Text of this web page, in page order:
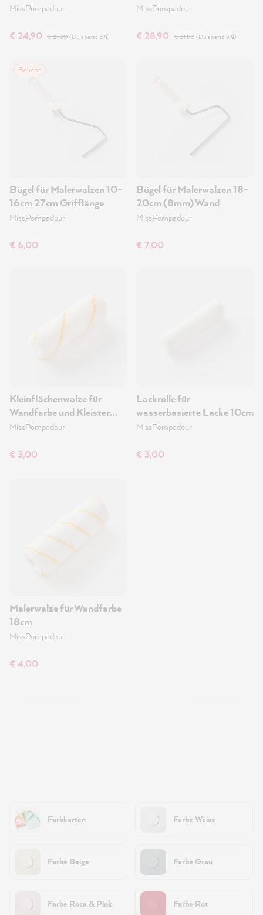
MissPompadour
€ 24,90 € 27,30 (Du sparst 8%)
MissPompadour
€ 28,90 € 31,80 (Du sparst 9%)
Beliebt
Bügel für Malerwalzen 10-
16cm 27cm Grifflänge
MissPompadour
€ 6,00
Bügel für Malerwalzen 18-
20cm (8mm) Wand
MissPompadour
€ 7,00
Kleinflächenwalze für
Wandfarbe und Kleister
12cm
MissPompadour
€ 3,00
Lackrolle für
wasserbasierte Lacke 10cm
MissPompadour
€ 3,00
Malerwalze für Wandfarbe
18cm
MissPompadour
€ 4,00
Farbkarten Farbe Weiss
Farbe Beige Farbe Grau
Farbe Rosa & Pink Farbe Rot